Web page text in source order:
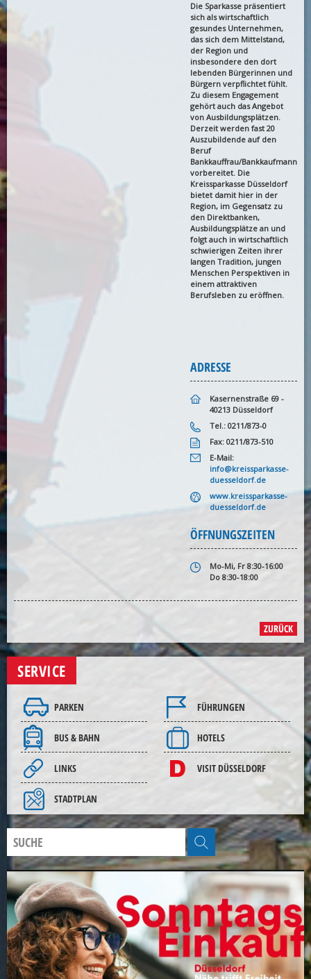
Die Sparkasse präsentiert
sich als wirtschaftlich
gesundes Unternehmen,
das sich dem Mittelstand,
der Region und
insbesondere den dort
lebenden Bürgerinnen und
Bürgern verpflichtet fühlt.
Zu diesem Engagement
gehört auch das Angebot
von Ausbildungsplätzen.
Derzeit werden fast 20
Auszubildende auf den
Beruf
Bankkauffrau/Bankkaufmann
vorbereitet. Die
Kreissparkasse Düsseldorf
bietet damit hier in der
Region, im Gegensatz zu
den Direktbanken,
Ausbildungsplätze an und
folgt auch in wirtschaftlich
schwierigen Zeiten ihrer
langen Tradition, jungen
Menschen Perspektiven in
einem attraktiven
Berufsleben zu eröffnen.
ADRESSE
Kasernenstraße 69 -
40213 Düsseldorf
Tel.: 0211/873-0
Fax: 0211/873-510
E-Mail:
info@kreissparkasse-
duesseldorf.de
www.kreissparkasse-
duesseldorf.de
ÖFFNUNGSZEITEN
Mo-Mi, Fr 8:30-16:00
Do 8:30-18:00
ZURÜCK
SERVICE
PARKEN
BUS & BAHN
LINKS
STADTPLAN
FÜHRUNGEN
HOTELS
VISIT DÜSSELDORF